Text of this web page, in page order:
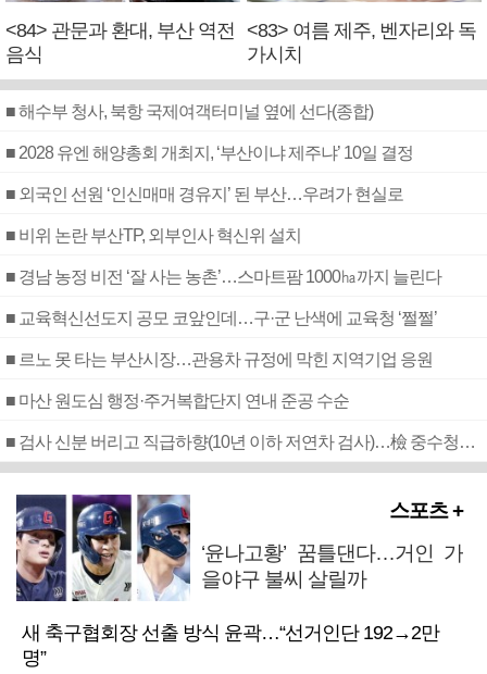
<84> 관문과 환대, 부산 역전
음식
<83> 여름 제주, 벤자리와 독
가시치
■ 해수부 청사, 북항 국제여객터미널 옆에 선다(종합)
■ 2028 유엔 해양총회 개최지, ‘부산이냐 제주냐’ 10일 결정
■ 외국인 선원 ‘인신매매 경유지’ 된 부산…우려가 현실로
■ 비위 논란 부산TP, 외부인사 혁신위 설치
■ 경남 농정 비전 ‘잘 사는 농촌’…스마트팜 1000㏊까지 늘린다
■ 교육혁신선도지 공모 코앞인데…구·군 난색에 교육청 ‘쩔쩔’
■ 르노 못 타는 부산시장…관용차 규정에 막힌 지역기업 응원
■ 마산 원도심 행정·주거복합단지 연내 준공 수순
■ 검사 신분 버리고 직급하향(10년 이하 저연차 검사)…檢 중수청행 기피
스포츠 +
‘윤나고황’ 꿈틀댄다…거인 가
을야구 불씨 살릴까
새 축구협회장 선출 방식 윤곽…“선거인단 192→2만
명”